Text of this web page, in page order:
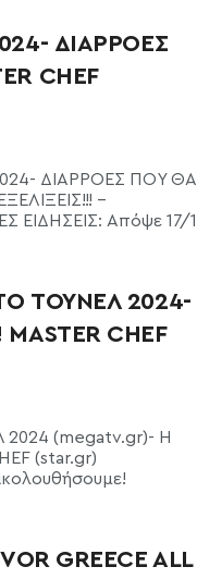
ΔΙΑΡΡΟΕΣ
CHEF
2024- ΔΙΑΡΡΟΕΣ ΠΟΥ ΘΑ
-
ΕΙΔΗΣΕΙΣ: Απόψε 17/1
ΤΟΥΝΕΛ 2024-
CHEF
(megatv.gr)- Η
(star.gr)
GREECE ALL